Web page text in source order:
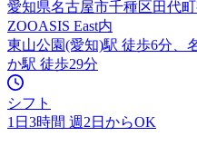
愛知県名古屋市千種区田代
ZOOASIS East内
東山公園(愛知)駅 徒歩6分、
か駅 徒歩29分
シフト
1日3時間 週2日からOK